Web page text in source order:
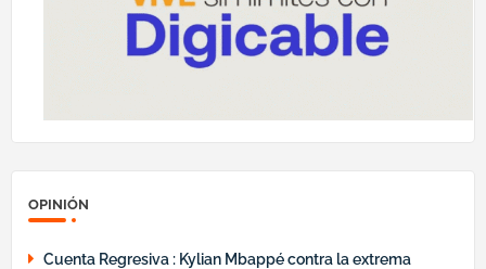
OPINIÓN
Cuenta Regresiva : Kylian Mbappé contra la extrema